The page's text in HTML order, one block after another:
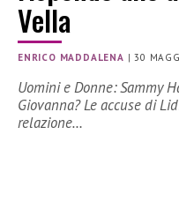
Vella
ENRICO MADDALENA |30
Uomini e Donne: Sammy
Giovanna? Le accuse di
relazione…